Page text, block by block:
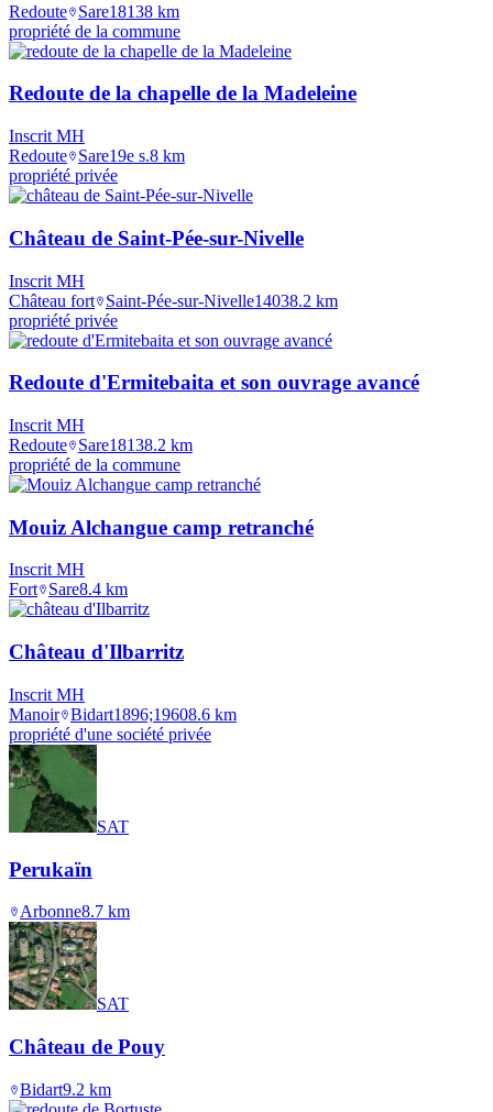
Redoute
Sare18138 km
propriété de la commune
Redoute de la chapelle de la Madeleine
Inscrit MH
Redoute
Sare19e s.8 km
propriété privée
Château de Saint-Pée-sur-Nivelle
Inscrit MH
Château fort
Saint-Pée-sur-Nivelle14038.2 km
propriété privée
Redoute d'Ermitebaita et son ouvrage avancé
Inscrit MH
Redoute
Sare18138.2 km
propriété de la commune
Mouiz Alchangue camp retranché
Inscrit MH
Fort
Sare8.4 km
Château d'Ilbarritz
Inscrit MH
Manoir Bidart1896;19608.6 km
propriété d'une société privée
SAT
Perukaïn
Arbonne8.7 km
SAT
Château de Pouy
Bidart9.2 km